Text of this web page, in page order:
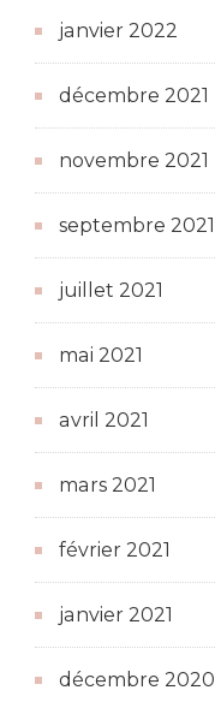
janvier 2022
décembre 2021
novembre 2021
septembre 2021
juillet 2021
mai 2021
avril 2021
mars 2021
février 2021
janvier 2021
décembre 2020